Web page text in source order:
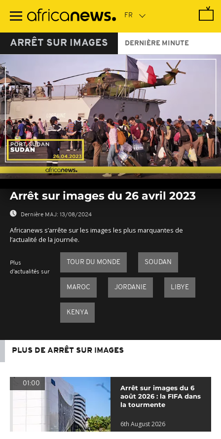
contenu
ARRÊT SUR IMAGES DERNIÈRE MINUTE
seconds
seconds
Arrêt sur images du 26 avril 2023
Dernière MAJ: 13/08/2024
Africanews s’arrête sur les images les plus marquantes de
l’actualité de la journée.
Plus
d'actualités sur
TOUR DU MONDE SOUDAN
MAROC JORDANIE LIBYE
KENYA
PLUS DE ARRÊT SUR IMAGES
01:00
Arrêt sur images du 6
août 2026 : la FIFA dans
la tourmente
6th August 2026